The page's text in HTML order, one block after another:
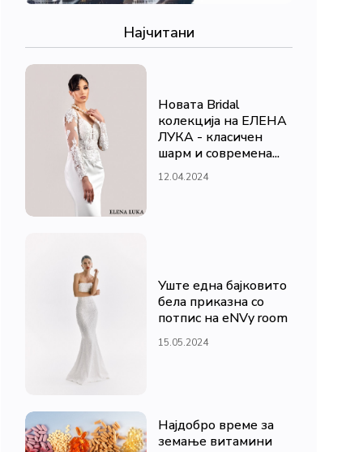
Најчитани
Новата Bridal
колекција на ЕЛЕНА
ЛУКА - класичен
шарм и современа...
12.04.2024
Уште една бајковито
бела приказна со
потпис на eNVy room
15.05.2024
Најдобро време за
земање витамини